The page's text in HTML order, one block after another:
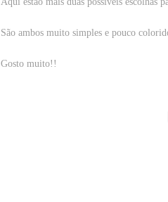
São ambos muito simples e pouco
Gosto muito!!